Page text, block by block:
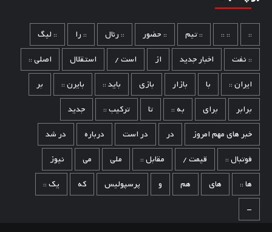
::
:: :: :: تیم :: حضور :: رئال :: را
:: لیگ
:: نفت
اخبار جدید از است / استقلال
اصلی ::
ایران ::
با بازار بازی باید :: بایرن ::
بر
برابر
برای به :: تا ترکیب ::
جدید
خبر های مهم امروز
در در است درباره
در شد
فوتبال ::
قیمت / مقابل :: ملی می
نیوز
ها ::
های هم و پرسپولیس که
یک ::
–